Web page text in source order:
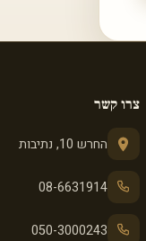
צרו קשר
החרש 10, נתיבות
08-6631914
050-3000243